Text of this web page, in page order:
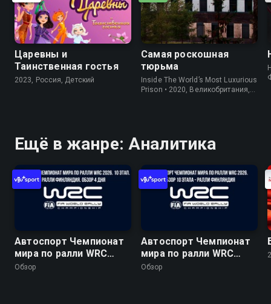
Царевны и
Таинственная гостья
2023, Россия, Детский
Самая роскошная
тюрьма
Inside The World’s Most Luxurious
Prison • 2020, Великобритания,
Ещё в жанре: Аналитика
Автоспорт Чемпионат
мира по ралли WRC
2026. 10 этап. Ралли
Обзор
Автоспорт Чемпионат
мира по ралли WRC
2026. Обзор 10 этапа -
Обзор